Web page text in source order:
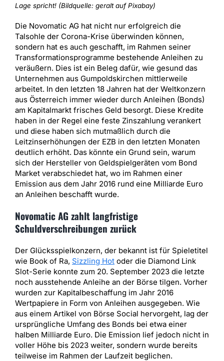
Lage spricht! (Bildquelle: geralt auf Pixabay)
Die Novomatic AG hat nicht nur erfolgreich die
Talsohle der Corona-Krise überwinden können,
sondern hat es auch geschafft, im Rahmen seiner
Transformationsprogramme bestehende Anleihen zu
veräußern. Dies ist ein Beleg dafür, wie gesund das
Unternehmen aus Gumpoldskirchen mittlerweile
arbeitet. In den letzten 18 Jahren hat der Weltkonzern
aus Österreich immer wieder durch Anleihen (Bonds)
am Kapitalmarkt frisches Geld besorgt. Diese Kredite
haben in der Regel eine feste Zinszahlung verankert
und diese haben sich mutmaßlich durch die
Leitzinserhöhungen der EZB in den letzten Monaten
deutlich erhöht. Das könnte ein Grund sein, warum
sich der Hersteller von Geldspielgeräten vom Bond
Market verabschiedet hat, wo im Rahmen einer
Emission aus dem Jahr 2016 rund eine Milliarde Euro
an Anleihen beschafft wurde.
Novomatic AG zahlt langfristige
Schuldverschreibungen zurück
Der Glücksspielkonzern, der bekannt ist für Spieletitel
wie Book of Ra, Sizzling Hotoder die Diamond Link
Slot-Serie konnte zum 20. September 2023 die letzte
noch ausstehende Anleihe an der Börse tilgen. Vorher
wurden zur Kapitalbeschaffung im Jahr 2016
Wertpapiere in Form von Anleihen ausgegeben. Wie
aus einem Artikel von Börse Social hervorgeht, lag der
ursprüngliche Umfang des Bonds bei etwa einer
halben Milliarde Euro. Die Emission lief jedoch nicht in
voller Höhe bis 2023 weiter, sondern wurde bereits
teilweise im Rahmen der Laufzeit beglichen.